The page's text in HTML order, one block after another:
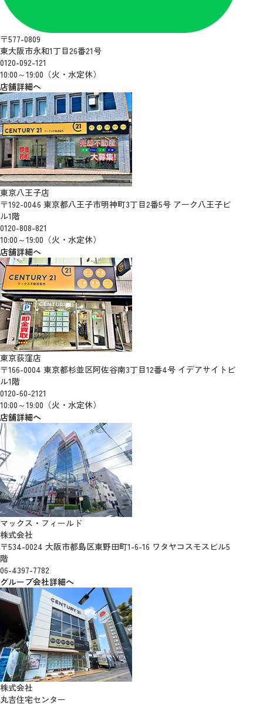
〒577-0809
東大阪市永和1丁目26番21号
0120-092-121
10:00～19:00（火・水定休）
店舗詳細へ
東京八王子店
〒192-0046 東京都八王子市明神町3丁目2番5号 アーク八王子ビ
ル1階
0120-808-821
10:00～19:00（火・水定休）
店舗詳細へ
東京荻窪店
〒166-0004 東京都杉並区阿佐谷南3丁目12番4号 イデアサイトビ
ル1階
0120-60-2121
10:00～19:00（火・水定休）
店舗詳細へ
マックス・フィールド
株式会社
〒534-0024 大阪市都島区東野田町1-6-16 ワタヤコスモスビル5
階
06-4397-7782
グループ会社詳細へ
株式会社
丸吉住宅センター